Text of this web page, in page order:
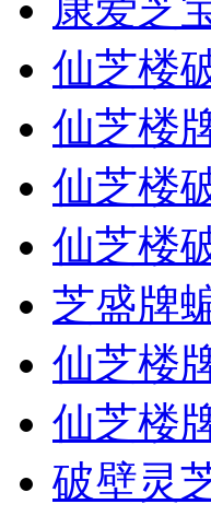
康爱芝
仙芝楼
仙芝楼
仙芝楼
仙芝楼
芝盛牌
仙芝楼
仙芝楼
破壁灵